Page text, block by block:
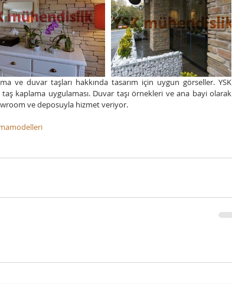
ve duvar taşları hakkında tasarım için uygun görseller. YSK
kaplama uygulaması. Duvar taşı örnekleri ve ana bayi olarak
ve deposuyla hizmet veriyor.